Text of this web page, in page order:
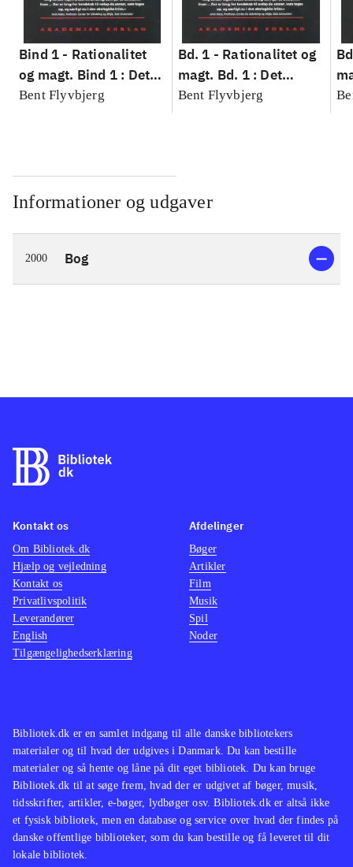
Bind 1 - Rationalitet
og magt. Bind 1 : Det
konkretes videnskab
Bent Flyvbjerg
Bd. 1 - Rationalitet og
magt. Bd. 1 : Det
konkretes videnskab
Bent Flyvbjerg
Informationer og udgaver
2000 Bog
Bibliotek.dk er en samlet indgang til alle danske bibliotekers
materialer og til hvad der udgives i Danmark. Du kan bestille
materialer og så hente og låne på dit eget bibliotek. Du kan bruge
Bibliotek.dk til at søge frem, hvad der er udgivet af bøger, musik,
tidsskrifter, artikler, e-bøger, lydbøger osv. Bibliotek.dk er altså ikke
et fysisk bibliotek, men en database og service over hvad der findes på
danske offentlige biblioteker, som du kan bestille og få leveret til dit
lokale bibliotek.
Kontakt os
Om Bibliotek.dk
Hjælp og vejledning
Kontakt os
Privatlivspolitik
Leverandører
English
Tilgængelighedserklæring
Afdelinger
Bøger
Artikler
Film
Musik
Spil
Noder